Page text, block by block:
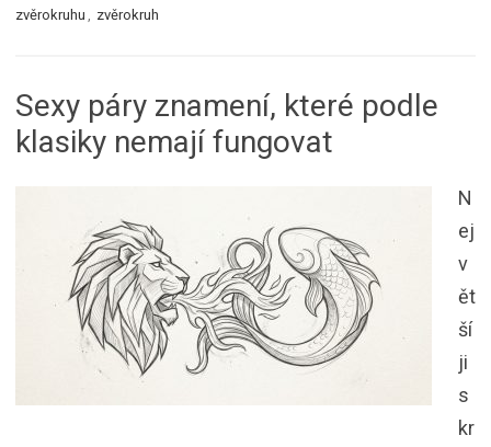
zvěrokruhu
zvěrokruh
Sexy páry znamení, které podle
klasiky nemají fungovat
N
ej
v
ět
ší
ji
s
kr